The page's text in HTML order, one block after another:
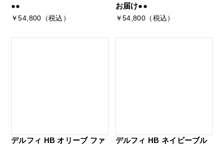
●●
￥54,800（税込）
お届け●●
￥54,800（税込）
デルフィ HB オリーブ ファ
デルフィ HB ネイビーブル